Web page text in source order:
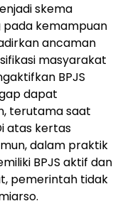
skema
kemampuan
ancaman
masyarakat
BPJS
dapat
terutama saat
atas kertas
dalam praktik
BPJS aktif dan
pemerintah tidak